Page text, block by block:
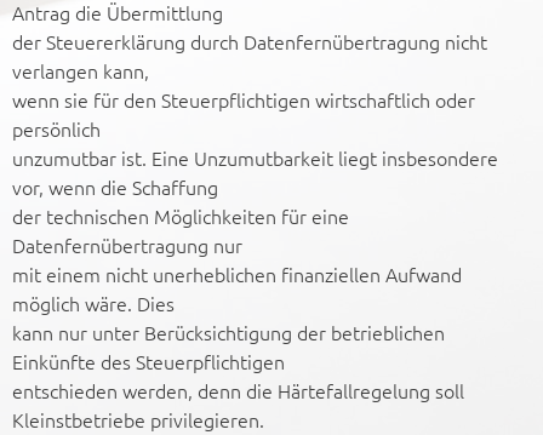
Antrag die Übermittlung
der Steuererklärung durch Datenfernübertragung nicht
verlangen kann,
wenn sie für den Steuerpflichtigen wirtschaftlich oder
persönlich
unzumutbar ist. Eine Unzumutbarkeit liegt insbesondere
vor, wenn die Schaffung
der technischen Möglichkeiten für eine
Datenfernübertragung nur
mit einem nicht unerheblichen finanziellen Aufwand
möglich wäre. Dies
kann nur unter Berücksichtigung der betrieblichen
Einkünfte des Steuerpflichtigen
entschieden werden, denn die Härtefallregelung soll
Kleinstbetriebe privilegieren.